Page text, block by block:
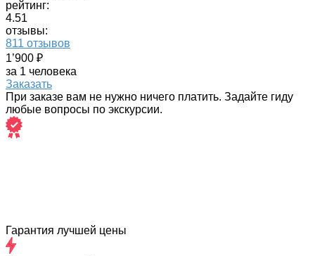
рейтинг:
4.51
отзывы:
811 отзывов
1’900 ₽
за 1 человека
Заказать
При заказе вам не нужно ничего платить. Задайте гиду
любые вопросы по экскурсии.
Гарантия лучшей цены